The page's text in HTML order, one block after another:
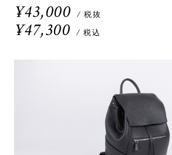
¥43,000 / 税抜
¥47,300 / 税込